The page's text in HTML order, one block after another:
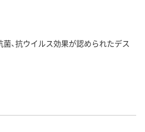
菌、抗ウイルス効果が認められたデス